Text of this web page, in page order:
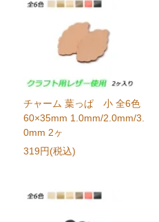
チャーム 葉っぱ 小 全6色
60×35mm 1.0mm/2.0mm/3.
0mm 2ヶ
319円(税込)